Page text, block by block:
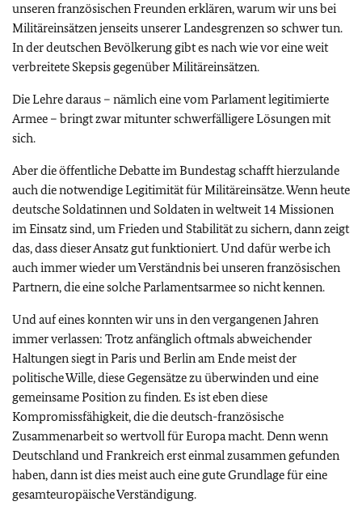
unseren französischen Freunden erklären, warum wir uns bei
Militäreinsätzen jenseits unserer Landesgrenzen so schwer tun.
In der deutschen Bevölkerung gibt es nach wie vor eine weit
verbreitete Skepsis gegenüber Militäreinsätzen.
Die Lehre daraus – nämlich eine vom Parlament legitimierte
Armee – bringt zwar mitunter schwerfälligere Lösungen mit
sich.
Aber die öffentliche Debatte im Bundestag schafft hierzulande
auch die notwendige Legitimität für Militäreinsätze. Wenn heute
deutsche Soldatinnen und Soldaten in weltweit 14 Missionen
im Einsatz sind, um Frieden und Stabilität zu sichern, dann zeigt
das, dass dieser Ansatz gut funktioniert. Und dafür werbe ich
auch immer wieder um Verständnis bei unseren französischen
Partnern, die eine solche Parlamentsarmee so nicht kennen.
Und auf eines konnten wir uns in den vergangenen Jahren
immer verlassen: Trotz anfänglich oftmals abweichender
Haltungen siegt in Paris und Berlin am Ende meist der
politische Wille, diese Gegensätze zu überwinden und eine
gemeinsame Position zu finden. Es ist eben diese
Kompromissfähigkeit, die die deutsch-französische
Zusammenarbeit so wertvoll für Europa macht. Denn wenn
Deutschland und Frankreich erst einmal zusammen gefunden
haben, dann ist dies meist auch eine gute Grundlage für eine
gesamteuropäische Verständigung.